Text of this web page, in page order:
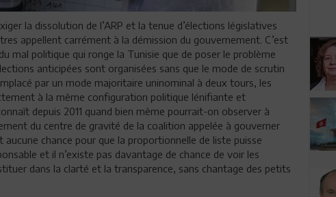
la dissolution de l’ARP et la tenue d’élections législatives
appellent carrément à la démission du gouvernement. C’est
mal politique qui ronge la Tunisie que de poser le problème
anticipées sont organisées sans que le mode de scrutin
par un mode majoritaire uninominal à deux tours, les
à la même configuration politique lénifiante et
depuis 2011 quand bien même pourrait-on observer à
du centre de gravité de la coalition appelée à gouverner
chance pour que la proportionnelle de liste puisse
et il n’existe pas davantage de chance de voir les
dans la clarté et la transparence, sans chantage des petits